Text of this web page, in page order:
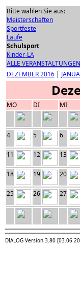
Bitte wählen Sie aus:
Meisterschaften
Sportfeste
Läufe
Schulsport
Kinder-LA
ALLE VERANSTALTUNGEN
DEZEMBER 2016 |
MO DI MI
4 5 6
11 12 13
18 19 20
25 26 27
DIALOG Version 3.80